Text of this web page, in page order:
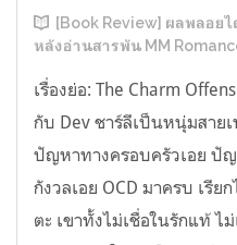
[Book Review] ผลพลอย
หลังอ่านสารพัน MM
เรื่องย่อ: The Charm
กับ Dev ชาร์ลีเป็นหนุ่มสาย
ปัญหาทางครอบครัวเอย ปัญ
กังวลเอย OCD มาครบ เรี
ตะ เขาทั้งไม่เชื่อในรักแท้ ไ